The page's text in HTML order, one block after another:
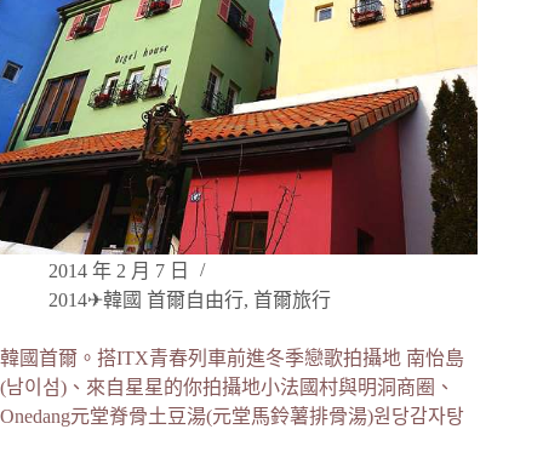
2014 年 2 月 7 日
2014✈韓國 首爾自由行, 首爾旅行
韓國首爾。搭ITX青春列車前進冬季戀歌拍攝地 南怡島
(남이섬)、來自星星的你拍攝地小法國村與明洞商圈、
Onedang元堂脊骨土豆湯(元堂馬鈴薯排骨湯)원당감자탕